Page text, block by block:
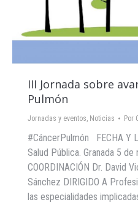
III Jornada sobre
Pulmón
Jornadas y eventos, Noticias Por
#CáncerPulmón FECHA Y
Salud Pública. Granada 5
COORDINACIÓN Dr. David
Sánchez DIRIGIDO A
las especialidades